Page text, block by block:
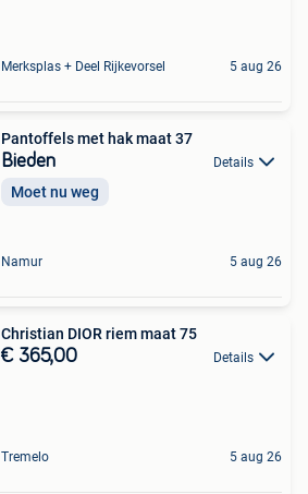
Merksplas + Deel Rijkevorsel 5 aug 26
Pantoffels met hak maat 37
Bieden Details
Moet nu weg
Namur 5 aug 26
Christian DIOR riem maat 75
€ 365,00 Details
Tremelo 5 aug 26